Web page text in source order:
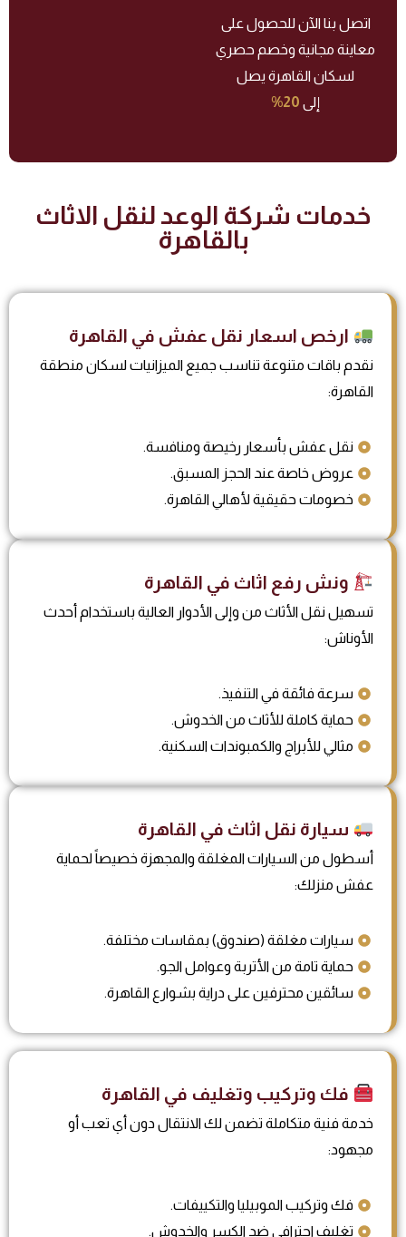
اتصل بنا الآن للحصول على
معاينة مجانية وخصم حصري
لسكان القاهرة يصل
إلى 20%
خدمات شركة الوعد لنقل الاثاث
بالقاهرة
ارخص اسعار نقل عفش في القاهرة
نقدم باقات متنوعة تناسب جميع الميزانيات لسكان منطقة
القاهرة:
نقل عفش بأسعار رخيصة ومنافسة.
عروض خاصة عند الحجز المسبق.
خصومات حقيقية لأهالي القاهرة.
ونش رفع اثاث في القاهرة
تسهيل نقل الأثاث من وإلى الأدوار العالية باستخدام أحدث
الأوناش:
سرعة فائقة في التنفيذ.
حماية كاملة للأثاث من الخدوش.
مثالي للأبراج والكمبوندات السكنية.
سيارة نقل اثاث في القاهرة
أسطول من السيارات المغلقة والمجهزة خصيصاً لحماية
عفش منزلك:
سيارات مغلقة (صندوق) بمقاسات مختلفة.
حماية تامة من الأتربة وعوامل الجو.
سائقين محترفين على دراية بشوارع القاهرة.
فك وتركيب وتغليف في القاهرة
خدمة فنية متكاملة تضمن لك الانتقال دون أي تعب أو
مجهود:
فك وتركيب الموبيليا والتكييفات.
تغليف احترافي ضد الكسر والخدوش.